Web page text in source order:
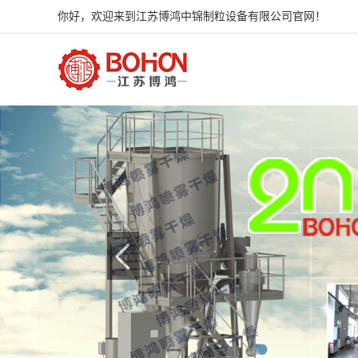
你好，欢迎来到江苏博鸿中锦制粒设备有限公司官网！